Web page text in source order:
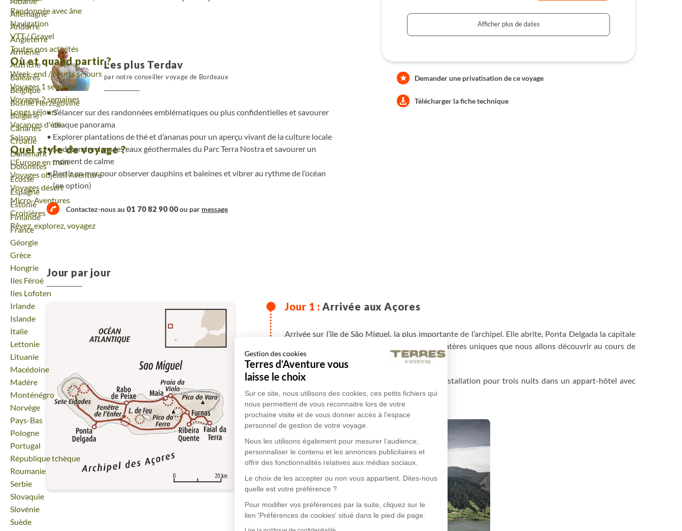
Gestion des cookies
Terres d’Aventure vous
laisse le choix
Sur ce site, nous utilisons des cookies, ces petits fichiers qui
nous permettent de vous reconnaitre lors de votre
prochaine visite et de vous donner accès à l’espace
personnel de gestion de votre voyage.
Nous les utilisons également pour mesurer l’audience,
personnaliser le contenu et les annonces publicitaires et
offrir des fonctionnalités relatives aux médias sociaux.
Le choix de les accepter ou non vous appartient. Dites-nous
quelle est votre préférence ?
Pour modifier vos préférences par la suite, cliquez sur le
lien 'Préférences de cookies' situé dans le pied de page.
Voyage
Allemagne
Voyage
Andorre
Voyage
Angleterre
Voyage
Arménie
Voyage
Autriche
Voyage
Baléares
Voyage
Belgique
Voyage
Bosnie Herzégovine
Voyage
Bulgarie
Voyage
Canaries
Voyage
Croatie
Voyage
Danemark
Voyage
Dolomites
Voyage
Ecosse
Voyage
Espagne
Voyage
Estonie
Voyage
Finlande
Voyage
France
Voyage
Géorgie
Voyage
Grèce
Voyage
Hongrie
Voyage
Iles Féroé
Voyage
Iles Lofoten
Voyage
Irlande
Voyage
Islande
Voyage
Italie
Voyage
Lettonie
Voyage
Lituanie
Voyage
Macédoine
Voyage
Madère
Voyage
Monténégro
Voyage
Norvège
Voyage
Pays-Bas
Voyage
Pologne
Voyage
Portugal
Voyage
République tchèque
Voyage
Roumanie
Voyage
Serbie
Voyage
Slovaquie
Voyage
Slovénie
Voyage
Suède
Randonnée avec âne
Navigation
VTT / Gravel
Toutes nos activités
Où et quand partir ?
Week-end / courts séjours
Voyages 1 semaine
Voyages 2 semaines
Longs séjours
Vacances d'été
Saisons
Quel style de voyage ?
L'Europe en train
Voyages objectif Aventure
Voyages désert
Micro-Aventures
Croisières
Rêvez, explorez, voyagez
Les plus Terdav
par notre conseiller voyage de Bordeaux
S’élancer sur des randonnées emblématiques ou plus confidentielles et savourer
chaque panorama
Explorer plantations de thé et d’ananas pour un aperçu vivant de la culture locale
Se détendre dans les eaux géothermales du Parc Terra Nostra et savourer un
moment de calme
Partir en mer pour observer dauphins et baleines et vibrer au rythme de l’océan
(en option)
Contactez-nous au 01 70 82 90 00ou par message
Afficher plus de dates
Demander une privatisation de ce voyage
Télécharger la fiche technique
Jour par jour
Arrivée aux Açores
Arrivée sur l’île de São Miguel, la plus importante de l’archipel. Elle abrite, Ponta Delgada la capitale
des Açores, mais aussi et surtout 3 lacs de cratères uniques que nous allons découvrir au cours de
notre périple.
Transfert à Rabo de Peixe sur la côte nord. Installation pour trois nuits dans un appart-hôtel avec
piscine.